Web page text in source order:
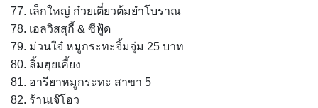
77. เล็กใหญ่ ก๋วยเตี๋ยวต้มยำโบราณ
78. เอลวิสสุกี้ & ซีฟู้ด
79. ม่วนใจ๋ หมูกระทะจิ้มจุ่ม 25 บาท
80. ลิ้มฮุยเคี้ยง
81. อารียาหมูกระทะ สาขา 5
82. ร้านเจ๊โอว